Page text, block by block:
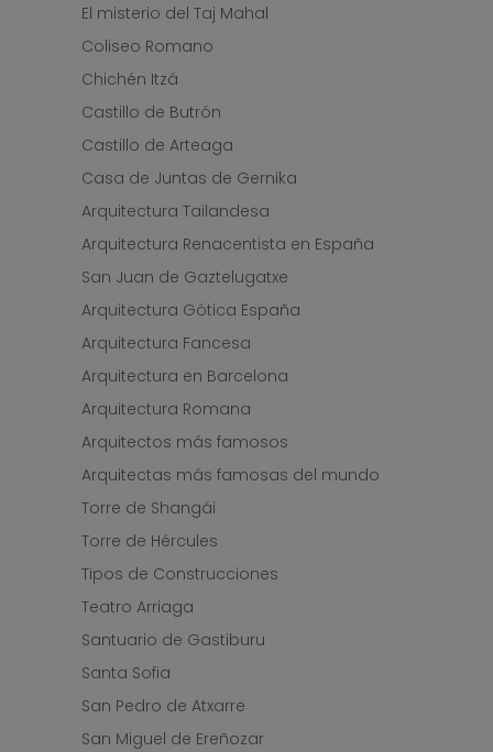
El misterio del Taj Mahal
Coliseo Romano
Chichén Itzá
Castillo de Butrón
Castillo de Arteaga
Casa de Juntas de Gernika
Arquitectura Tailandesa
Arquitectura Renacentista en España
San Juan de Gaztelugatxe
Arquitectura Gótica España
Arquitectura Fancesa
Arquitectura en Barcelona
Arquitectura Romana
Arquitectos más famosos
Arquitectas más famosas del mundo
Torre de Shangái
Torre de Hércules
Tipos de Construcciones
Teatro Arriaga
Santuario de Gastiburu
Santa Sofia
San Pedro de Atxarre
San Miguel de Ereñozar